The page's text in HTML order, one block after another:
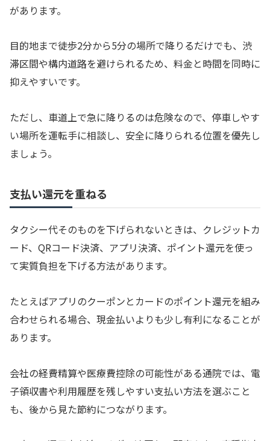
があります。
目的地まで徒歩2分から5分の場所で降りるだけでも、渋
滞区間や構内道路を避けられるため、料金と時間を同時に
抑えやすいです。
ただし、車道上で急に降りるのは危険なので、停車しやす
い場所を運転手に相談し、安全に降りられる位置を優先し
ましょう。
支払い還元を重ねる
タクシー代そのものを下げられないときは、クレジットカ
ード、QRコード決済、アプリ決済、ポイント還元を使っ
て実質負担を下げる方法があります。
たとえばアプリのクーポンとカードのポイント還元を組み
合わせられる場合、現金払いよりも少し有利になることが
あります。
会社の経費精算や医療費控除の可能性がある通院では、電
子領収書や利用履歴を残しやすい支払い方法を選ぶこと
も、後から見た節約につながります。